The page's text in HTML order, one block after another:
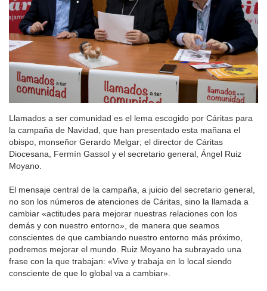
Llamados a ser comunidad es el lema escogido por Cáritas para
la campaña de Navidad, que han presentado esta mañana el
obispo, monseñor Gerardo Melgar; el director de Cáritas
Diocesana, Fermín Gassol y el secretario general, Ángel Ruiz
Moyano.
El mensaje central de la campaña, a juicio del secretario general,
no son los números de atenciones de Cáritas, sino la llamada a
cambiar «actitudes para mejorar nuestras relaciones con los
demás y con nuestro entorno», de manera que seamos
conscientes de que cambiando nuestro entorno más próximo,
podremos mejorar el mundo. Ruiz Moyano ha subrayado una
frase con la que trabajan: «Vive y trabaja en lo local siendo
consciente de que lo global va a cambiar».